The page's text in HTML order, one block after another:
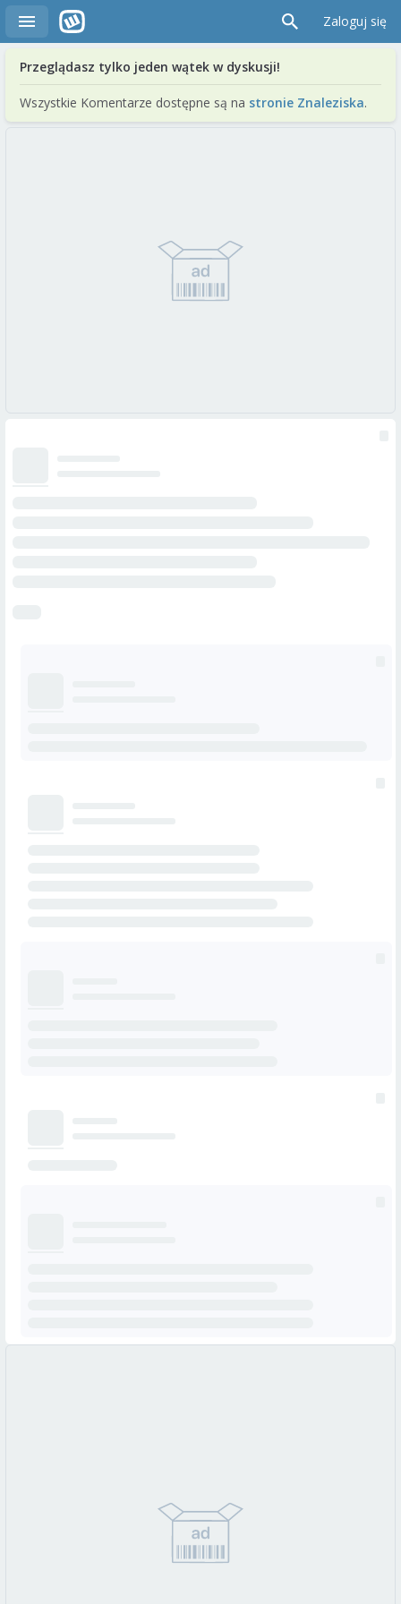
Zaloguj się
Przeglądasz tylko jeden wątek w dyskusji!
Wszystkie Komentarze dostępne są na stronie Znaleziska.